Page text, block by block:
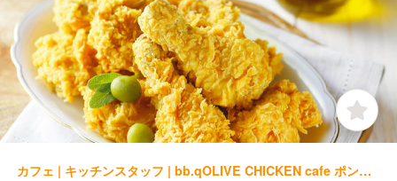
カフェ | キッチンスタッフ | bb.qOLIVE CHICKEN cafe ポンテポルタ千住店